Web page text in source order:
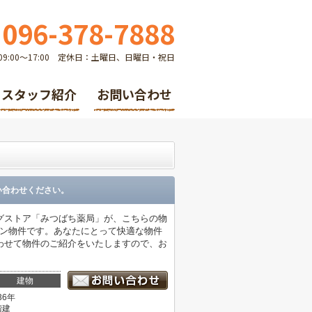
096-378-7888
～17:00 定休日：土曜日、日曜日・祝日
スタッフ紹介 お問い合わせ
わせください。
トア「みつばち薬局」が、こちらの物
物件です。あなたにとって快適な物件
て物件のご紹介をいたしますので、お
建物
年
建